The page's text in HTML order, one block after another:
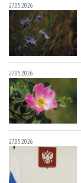
27.05.2026
27.05.2026
27.05.2026